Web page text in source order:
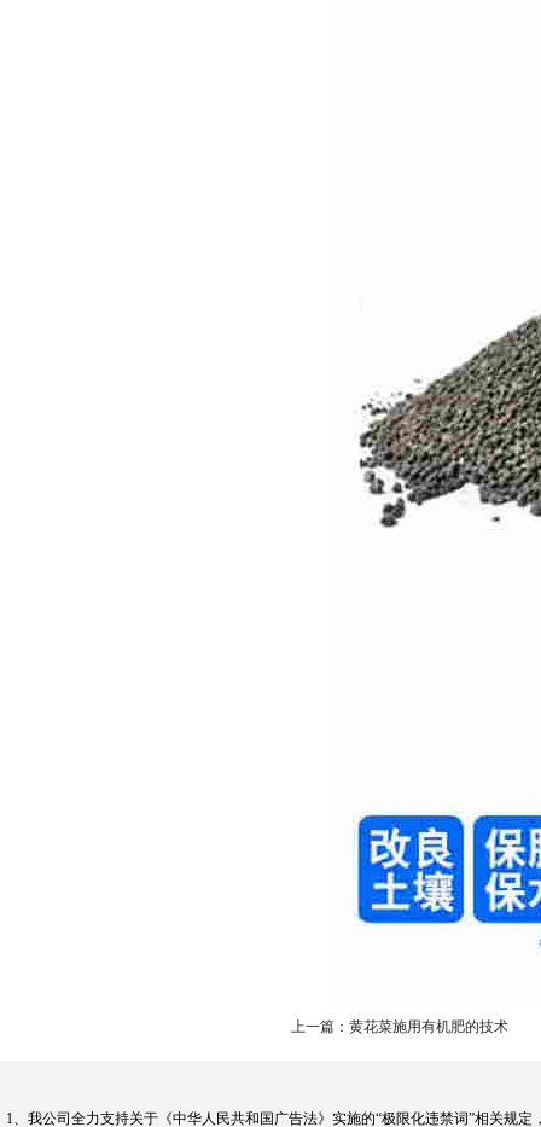
上一篇：黄花菜施用有机肥的技术
1、我公司全力支持关于《中华人民共和国广告法》实施的“极限化违禁词”相关规